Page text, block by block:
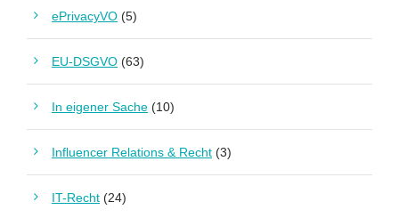
ePrivacyVO (5)
EU-DSGVO (63)
In eigener Sache (10)
Influencer Relations & Recht (3)
IT-Recht (24)